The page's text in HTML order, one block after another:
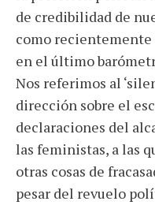
de credibilidad de
como recientemente
en el último
Nos referimos al
dirección sobre el
declaraciones del
las feministas, a las
otras cosas de
pesar del revuelo